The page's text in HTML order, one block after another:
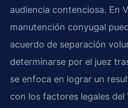
audiencia contenciosa. En
manutención conyugal
acuerdo de separación
determinarse por el juez
se enfoca en lograr un
con los factores legales del